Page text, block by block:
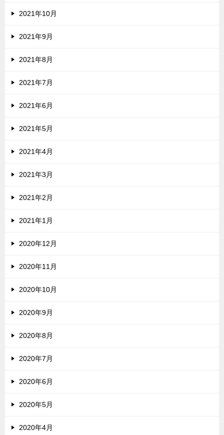
2021年10月
2021年9月
2021年8月
2021年7月
2021年6月
2021年5月
2021年4月
2021年3月
2021年2月
2021年1月
2020年12月
2020年11月
2020年10月
2020年9月
2020年8月
2020年7月
2020年6月
2020年5月
2020年4月